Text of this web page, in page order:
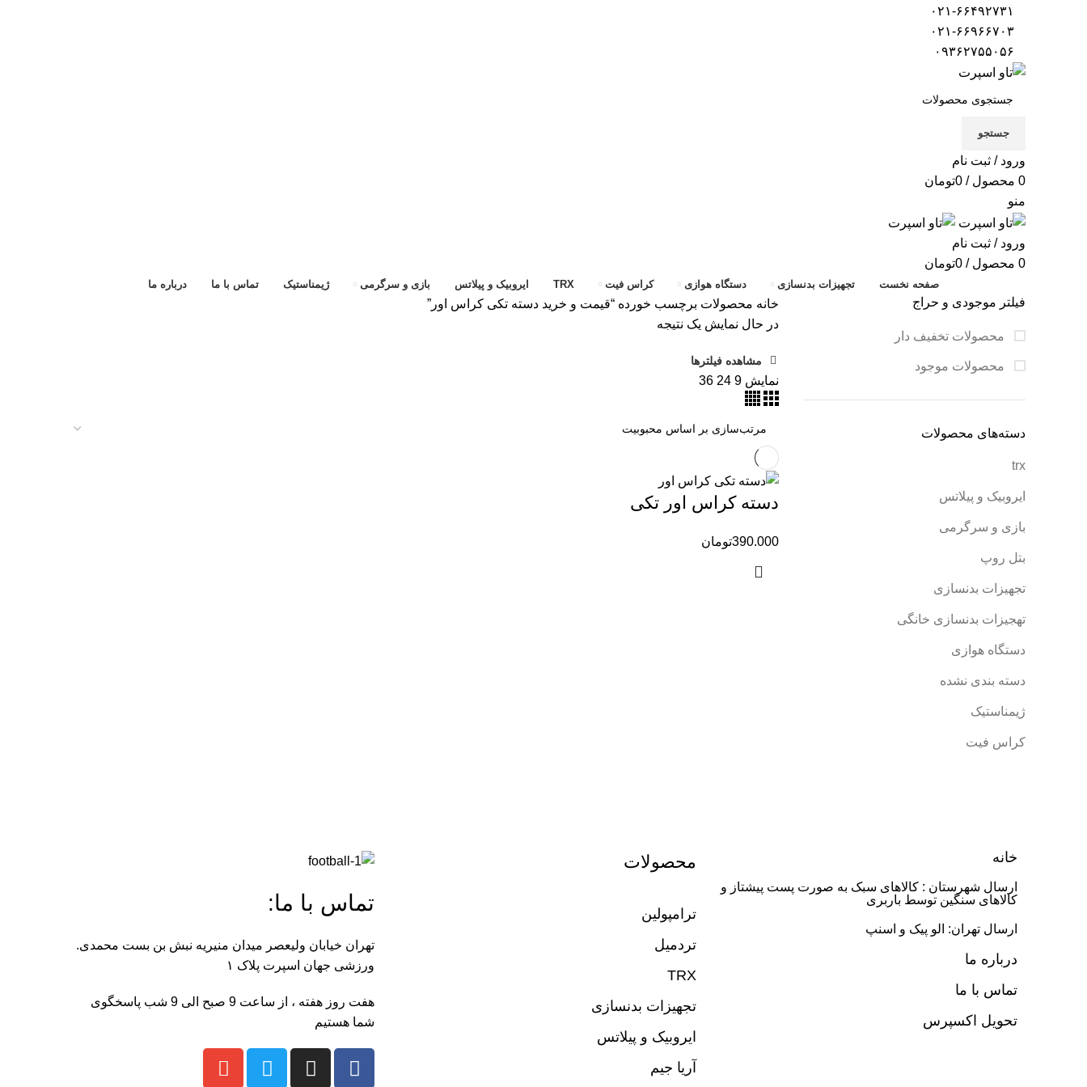
جستجو
ورود / ثبت نام
0 محصول / تومان0
منو
ورود / ثبت نام
0 محصول / تومان0
صفحه نخست تجهیزات بدنسازی دستگاه هوازی کراس فیت TRX ایروبیک و پیلاتس بازی و سرگرمی ژیمناستیک تماس با ما درباره ما
فیلتر موجودی و حراج
محصولات تخفیف دار
محصولات موجود
دسته‌های محصولات
trx
ایروبیک و پیلاتس
بازی و سرگرمی
بتل روپ
تجهیزات بدنسازی
تهجیزات بدنسازی خانگی
دستگاه هوازی
دسته بندی نشده
ژیمناستیک
کراس فیت
خانه محصولات برچسب خورده “قیمت و خرید دسته تکی کراس اور”
در حال نمایش یک نتیجه
مشاهده فیلترها
نمایش9
24
36
دسته کراس اور تکی
تومان390.000
خانه
ارسال شهرستان : کالاهای سبک به صورت پست پیشتاز و
کالاهای سنگین توسط باربری
ارسال تهران: الو پیک و اسنپ
درباره ما
تماس با ما
تحویل اکسپرس
محصولات
ترامپولین
تردمیل
TRX
تجهیزات بدنسازی
ایروبیک و پیلاتس
آریا جیم
تماس با ما:
تهران خیابان ولیعصر میدان منیریه نبش بن بست محمدی.
ورزشی جهان اسپرت پلاک ۱
هفت روز هفته ، از ساعت 9 صبح الی 9 شب پاسخگوی
شما هستیم